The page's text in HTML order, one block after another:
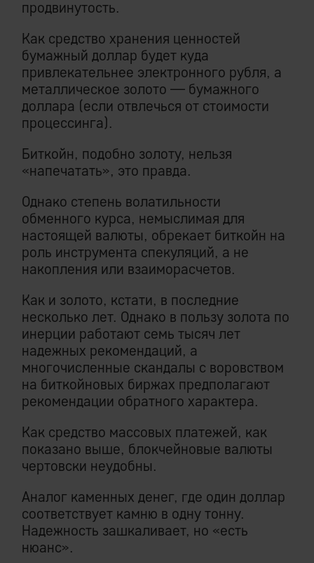
продвинутость.
Как средство хранения ценностей
бумажный доллар будет куда
привлекательнее электронного рубля, а
металлическое золото — бумажного
доллара (если отвлечься от стоимости
процессинга).
Биткойн, подобно золоту, нельзя
«напечатать», это правда.
Однако степень волатильности
обменного курса, немыслимая для
настоящей валюты, обрекает биткойн на
роль инструмента спекуляций, а не
накопления или взаиморасчетов.
Как и золото, кстати, в последние
несколько лет. Однако в пользу золота по
инерции работают семь тысяч лет
надежных рекомендаций, а
многочисленные скандалы с воровством
на биткойновых биржах предполагают
рекомендации обратного характера.
Как средство массовых платежей, как
показано выше, блокчейновые валюты
чертовски неудобны.
Аналог каменных денег, где один доллар
соответствует камню в одну тонну.
Надежность зашкаливает, но «есть
нюанс».